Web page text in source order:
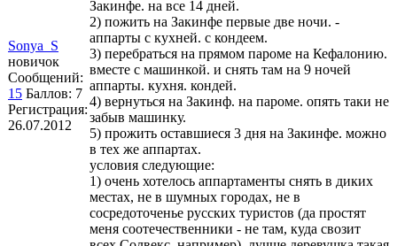
Sonya_S
новичок
Сообщений:
15 Баллов: 7
Регистрация:
26.07.2012
Закинфе. на все 14 дней.
2) пожить на Закинфе первые две ночи. -
аппарты с кухней. с кондеем.
3) перебраться на прямом пароме на Кефалонию.
вместе с машинкой. и снять там на 9 ночей
аппарты. кухня. кондей.
4) вернуться на Закинф. на пароме. опять таки не
забыв машинку.
5) прожить оставшиеся 3 дня на Закинфе. можно
в тех же аппартах.
условия следующие:
1) очень хотелось аппартаменты снять в диких
местах, не в шумных городах, не в
сосредоточенье русских туристов (да простят
меня соотечественники - не там, куда свозит